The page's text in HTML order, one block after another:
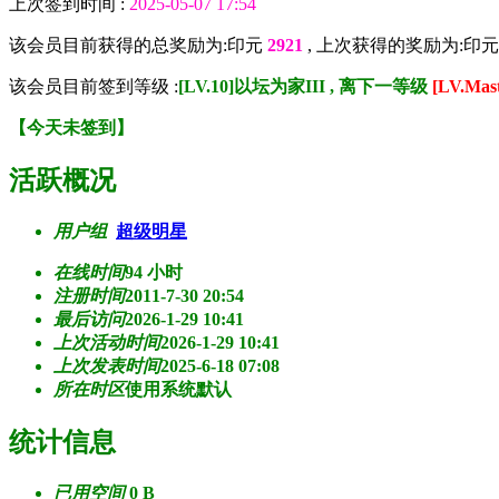
上次签到时间 : 2025-05-07 17:54
该会员目前获得的总奖励为:印元 2921 , 上次获得的奖励为:印
该会员目前签到等级 :[LV.10]以坛为家III , 离下一等级
【今天未签到 】
活跃概况
用户组 超级明星
在线时间94 小时
注册时间2011-7-30 20:54
最后访问2026-1-29 10:41
上次活动时间2026-1-29 10:41
上次发表时间2025-6-18 07:08
所在时区使用系统默认
统计信息
已用空间0 B